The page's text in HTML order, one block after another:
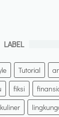
LABEL
Tutorial
fiksi
kuliner